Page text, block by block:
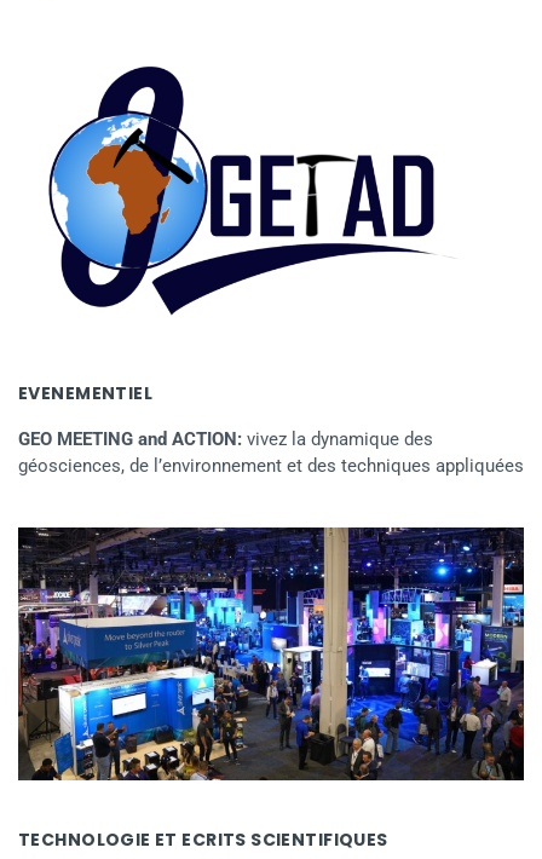
EVENEMENTIEL
GEO MEETING and ACTION: vivez la dynamique des
géosciences, de l’environnement et des techniques appliquées
TECHNOLOGIE ET ECRITS SCIENTIFIQUES